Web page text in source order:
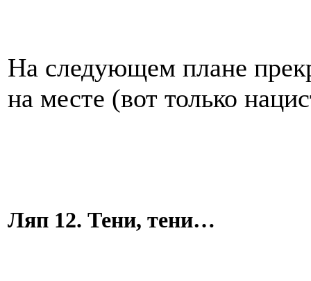
На следующем плане
на месте (вот только
Ляп 12. Тени, тени…